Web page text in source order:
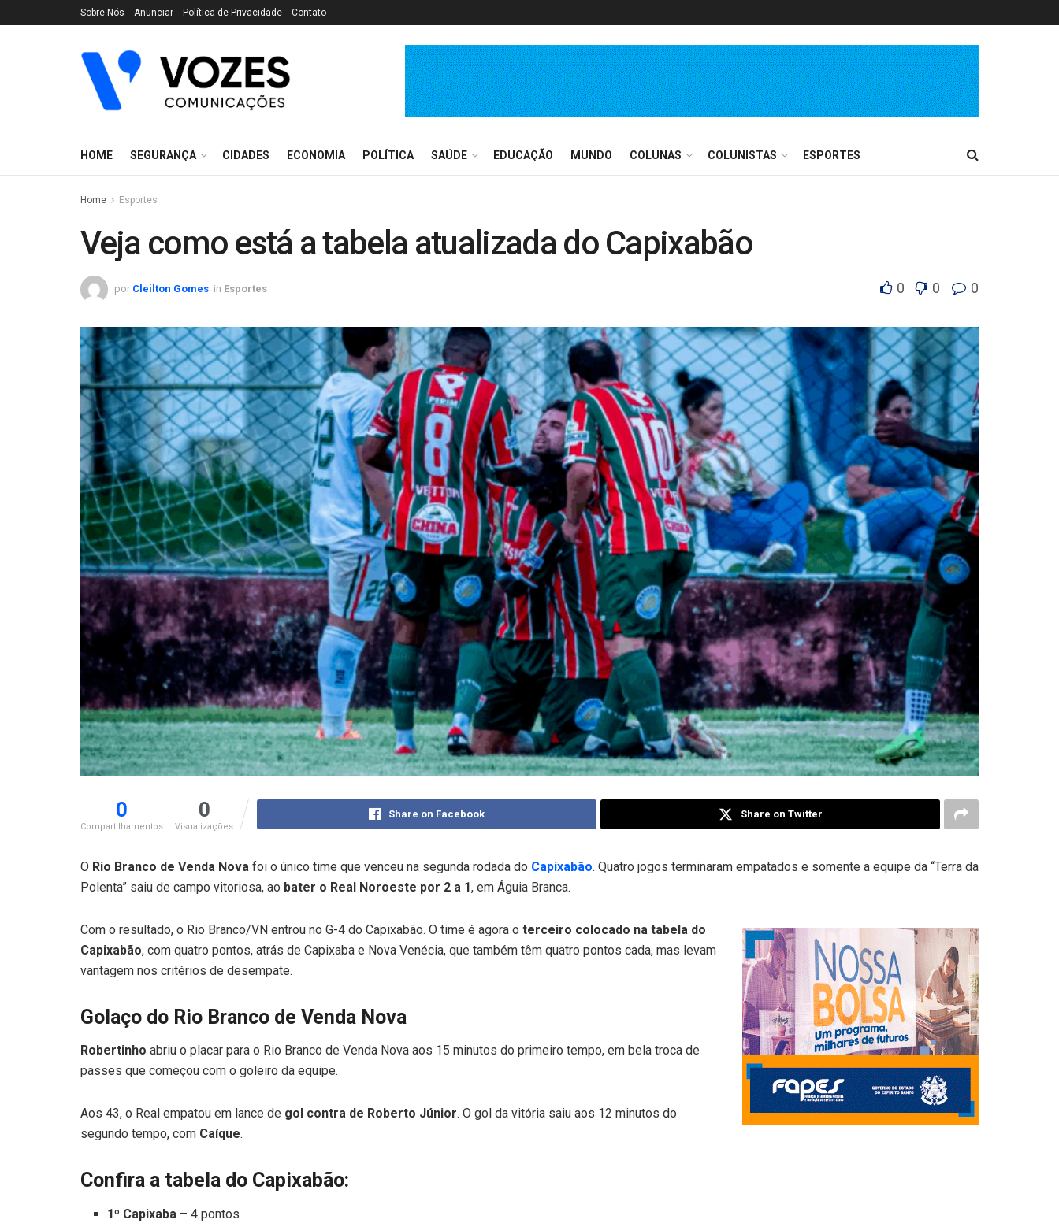
Sobre Nós Anunciar Política de Privacidade Contato
HOME SEGURANÇA CIDADES ECONOMIA POLÍTICA SAÚDE EDUCAÇÃO MUNDO COLUNAS COLUNISTAS ESPORTES
Home Esportes
Veja como está a tabela atualizada do Capixabão
por Cleilton Gomes in Esportes 0 0 0
0
Compartilhamentos
0
Visualizações
Share on Facebook Share on Twitter
O Rio Branco de Venda Nova foi o único time que venceu na segunda rodada do Capixabão. Quatro jogos terminaram empatados e somente a equipe da “Terra da
Polenta” saiu de campo vitoriosa, ao bater o Real Noroeste por 2 a 1, em Águia Branca.
Com o resultado, o Rio Branco/VN entrou no G-4 do Capixabão. O time é agora o terceiro colocado na tabela do
Capixabão, com quatro pontos, atrás de Capixaba e Nova Venécia, que também têm quatro pontos cada, mas levam
vantagem nos critérios de desempate.
Golaço do Rio Branco de Venda Nova
Robertinho abriu o placar para o Rio Branco de Venda Nova aos 15 minutos do primeiro tempo, em bela troca de
passes que começou com o goleiro da equipe.
Aos 43, o Real empatou em lance de gol contra de Roberto Júnior. O gol da vitória saiu aos 12 minutos do
segundo tempo, com Caíque.
Confira a tabela do Capixabão:
1º Capixaba – 4 pontos